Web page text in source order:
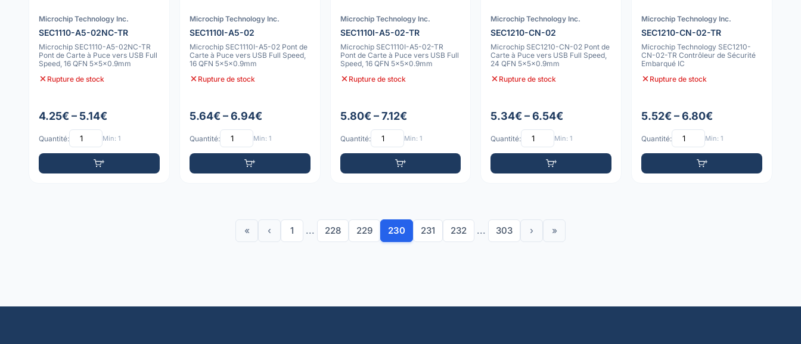
Microchip Technology Inc.
SEC1110-A5-02NC-TR
Microchip SEC1110-A5-02NC-TR
Pont de Carte à Puce vers USB Full
Speed, 16 QFN 5x5x0.9mm
Rupture de stock
4.25€ – 5.14€
Quantité: Min: 1
Microchip Technology Inc.
SEC1110I-A5-02
Microchip SEC1110I-A5-02 Pont de
Carte à Puce vers USB Full Speed,
16 QFN 5x5x0.9mm
Rupture de stock
5.64€ – 6.94€
Quantité: Min: 1
Microchip Technology Inc.
SEC1110I-A5-02-TR
Microchip SEC1110I-A5-02-TR
Pont de Carte à Puce vers USB Full
Speed, 16 QFN 5x5x0.9mm
Rupture de stock
5.80€ – 7.12€
Quantité: Min: 1
Microchip Technology Inc.
SEC1210-CN-02
Microchip SEC1210-CN-02 Pont de
Carte à Puce vers USB Full Speed,
24 QFN 5x5x0.9mm
Rupture de stock
5.34€ – 6.54€
Quantité: Min: 1
Microchip Technology Inc.
SEC1210-CN-02-TR
Microchip Technology SEC1210-
CN-02-TR Contrôleur de Sécurité
Embarqué IC
Rupture de stock
5.52€ – 6.80€
Quantité: Min: 1
« ‹ 1 ... 228 229 230 231 232 ... 303 › »